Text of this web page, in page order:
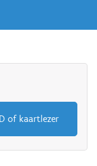
of kaartlezer